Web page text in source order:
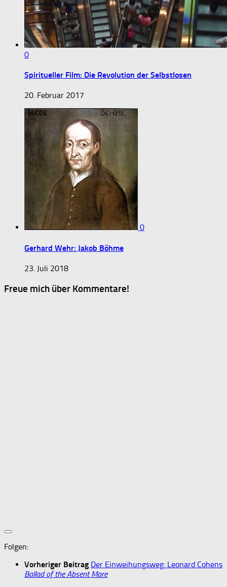
0
Spiritueller Film: Die Revolution der Selbstlosen
20. Februar 2017
0
Gerhard Wehr: Jakob Böhme
23. Juli 2018
Freue mich über Kommentare!
Folgen:
Vorheriger Beitrag Der Einweihungsweg: Leonard Cohens
Ballad of the Absent Mare